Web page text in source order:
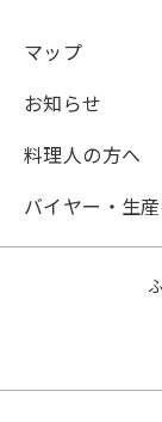
マップ
お知らせ
料理人の方へ
バイヤー・生